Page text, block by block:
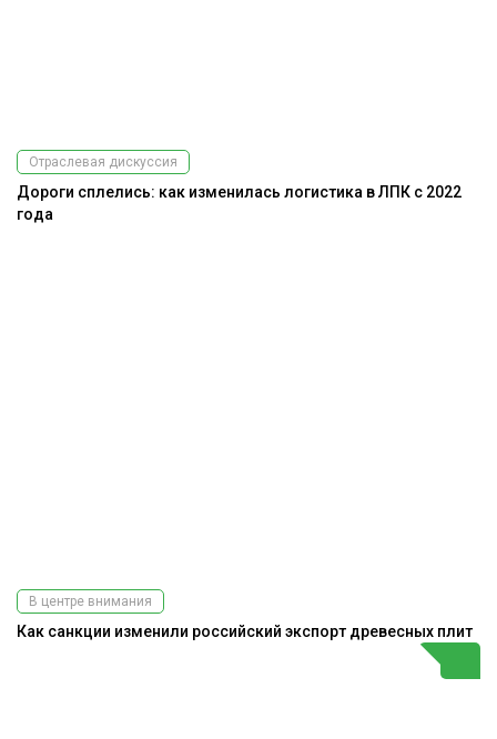
Отраслевая дискуссия
Дороги сплелись: как изменилась логистика в ЛПК с 2022
года
В центре внимания
Как санкции изменили российский экспорт древесных плит